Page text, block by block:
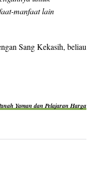
manfaat lain
Sang Kekasih, beliau
Yaman dan Pelajaran Harga